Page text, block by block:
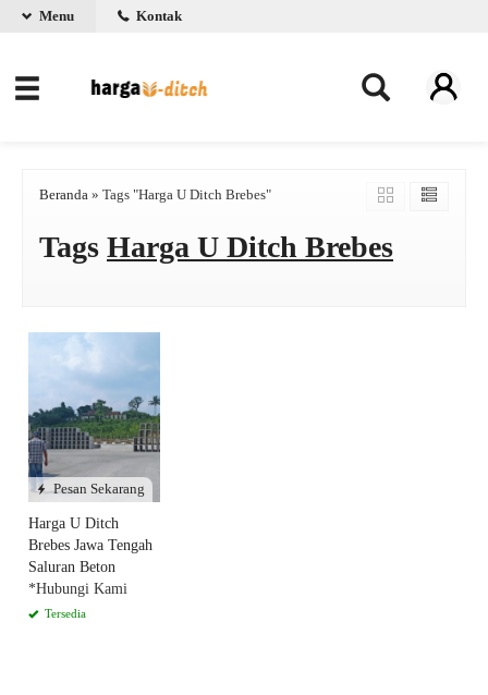
Menu Kontak
Beranda » Tags "Harga U Ditch Brebes"
Tags Harga U Ditch Brebes
Pesan Sekarang
Harga U Ditch
Brebes Jawa Tengah
Saluran Beton
*Hubungi Kami
Tersedia